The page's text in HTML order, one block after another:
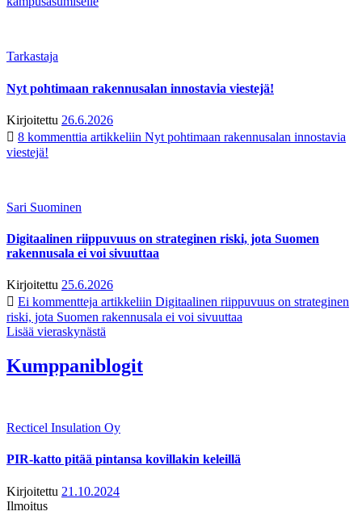
Tarkastaja
Nyt pohtimaan rakennusalan innostavia viestejä!
Kirjoitettu 26.6.2026
8 kommenttia artikkeliin Nyt pohtimaan rakennusalan innostavia
viestejä!
Sari Suominen
Digitaalinen riippuvuus on strateginen riski, jota Suomen
rakennusala ei voi sivuuttaa
Kirjoitettu 25.6.2026
Ei kommentteja artikkeliin Digitaalinen riippuvuus on strateginen
riski, jota Suomen rakennusala ei voi sivuuttaa
Lisää vieraskynästä
Kumppaniblogit
Recticel Insulation Oy
PIR-katto pitää pintansa kovillakin keleillä
Kirjoitettu 21.10.2024
Ilmoitus